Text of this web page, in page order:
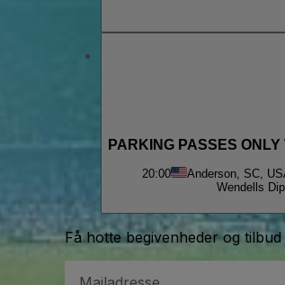
PARKING PASSES
20:00 Anderson, SC,
Wendells
Få hotte begivenheder og